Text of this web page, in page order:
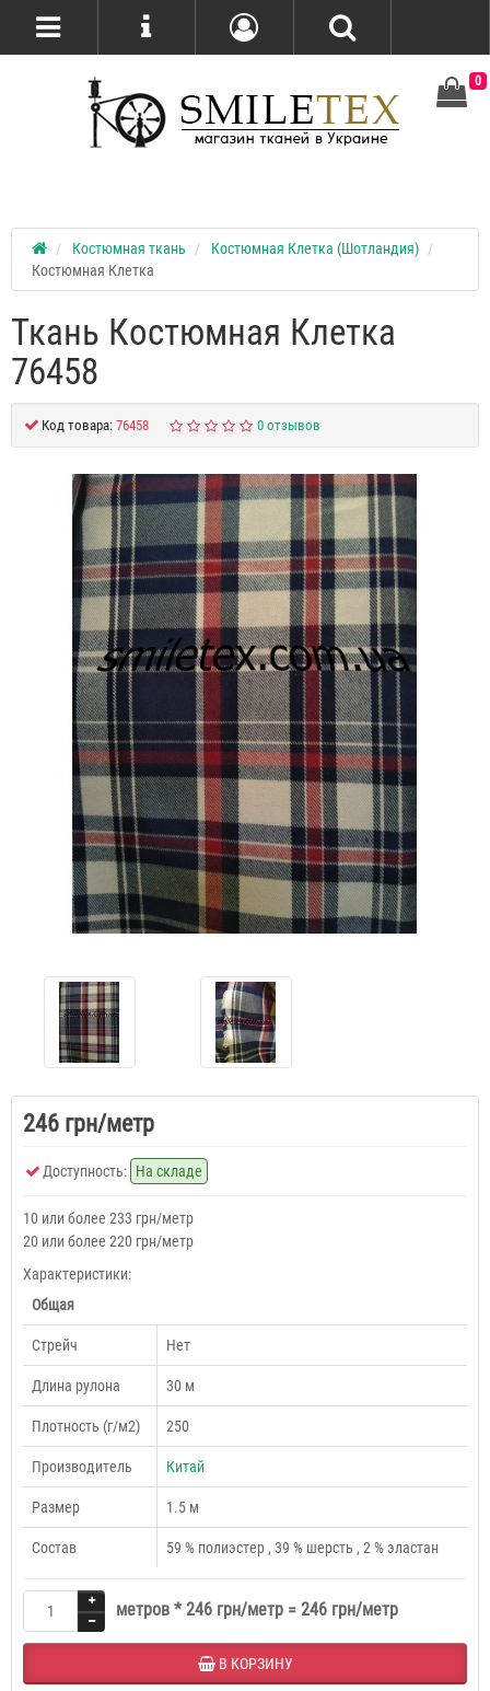
0
Костюмная ткань
Костюмная Клетка (Шотландия)
Костюмная Клетка
Ткань Костюмная Клетка
76458
Код товара: 76458 0 отзывов
246 грн/метр
Доступность: На складе
10 или более 233 грн/метр
20 или более 220 грн/метр
Характеристики:
Общая
Cтрейч Нет
Длина рулона 30 м
Плотность (г/м2) 250
Производитель Китай
Размер 1.5 м
Состав 59 % полиэстер , 39 % шерсть , 2 % эластан
метров * 246 грн/метр = 246 грн/метр
В КОРЗИНУ